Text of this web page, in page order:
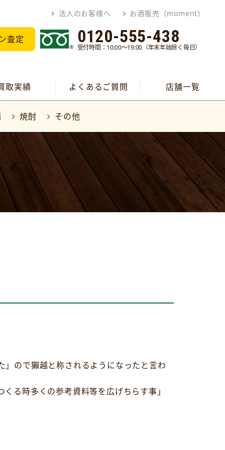
法人のお客様へ お酒販売（moment）
査定 0120-555-438
受付時間：10:00～19:00（年末年始除く毎日）
取実績 よくあるご質問 店舗一覧
焼酎 その他
ので獺越と称されるようになったと言わ
る時多くの参考資料等を広げちらす事」